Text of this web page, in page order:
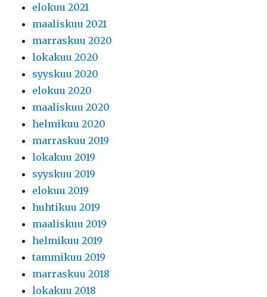
elokuu 2021
maaliskuu 2021
marraskuu 2020
lokakuu 2020
syyskuu 2020
elokuu 2020
maaliskuu 2020
helmikuu 2020
marraskuu 2019
lokakuu 2019
syyskuu 2019
elokuu 2019
huhtikuu 2019
maaliskuu 2019
helmikuu 2019
tammikuu 2019
marraskuu 2018
lokakuu 2018